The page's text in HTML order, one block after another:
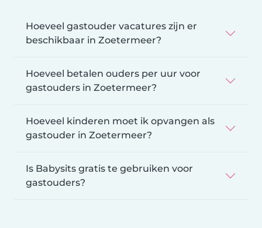
Hoeveel gastouder vacatures zijn er
beschikbaar in Zoetermeer?
Hoeveel betalen ouders per uur voor
gastouders in Zoetermeer?
Hoeveel kinderen moet ik opvangen als
gastouder in Zoetermeer?
Is Babysits gratis te gebruiken voor
gastouders?